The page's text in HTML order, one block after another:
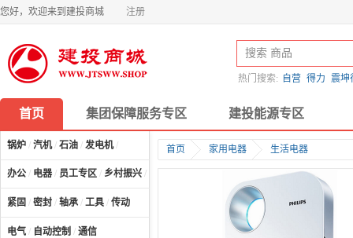
您好，欢迎来到建投商城 注册
热门搜索: 自营 得力 震坤
首页 集团保障服务专区 建投能源专区
锅炉 / 汽机/ 石油 / 发电机/
办公 / 电器 / 员工专区 / 乡村振兴 /
紧固 / 密封 / 轴承 / 工具 / 传动
电气 / 自动控制 / 通信
首页 家用电器 生活电器